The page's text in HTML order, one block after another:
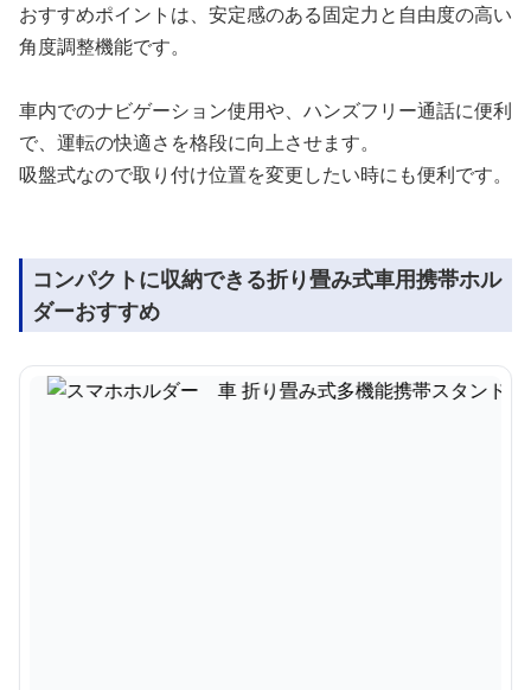
おすすめポイントは、安定感のある固定力と自由度の高い
角度調整機能です。
車内でのナビゲーション使用や、ハンズフリー通話に便利
で、運転の快適さを格段に向上させます。
吸盤式なので取り付け位置を変更したい時にも便利です。
コンパクトに収納できる折り畳み式車用携帯ホル
ダーおすすめ